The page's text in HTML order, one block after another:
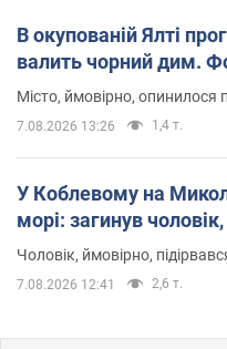
В окупованій Ялті
валить чорний дим.
Місто, ймовірно, опинилося
7.08.2026 13:26 1,4 т.
У Коблевому на
морі: загинув
Чоловік, ймовірно,
7.08.2026 12:41 2,6 т.